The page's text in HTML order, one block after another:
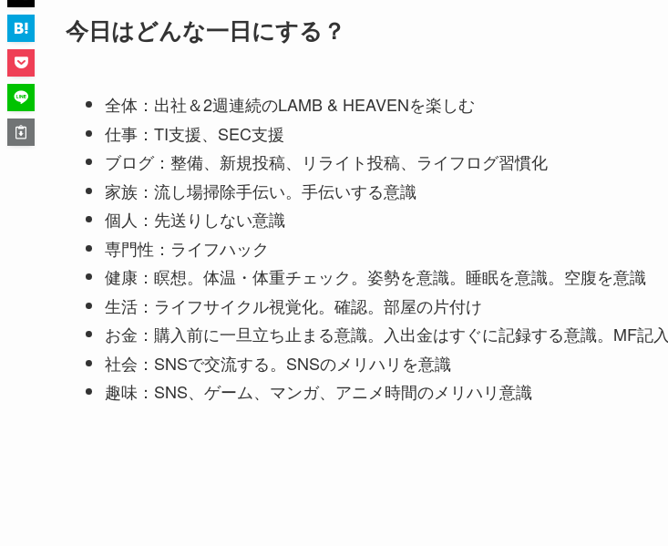
今日はどんな一日にする？
全体：出社＆2週連続のLAMB & HEAVENを楽しむ
仕事：TI支援、SEC支援
ブログ：整備、新規投稿、リライト投稿、ライフログ習慣化
家族：流し場掃除手伝い。手伝いする意識
個人：先送りしない意識
専門性：ライフハック
健康：瞑想。体温・体重チェック。姿勢を意識。睡眠を意識。空腹を意識
生活：ライフサイクル視覚化。確認。部屋の片付け
お金：購入前に一旦立ち止まる意識。入出金はすぐに記録する意識。MF記入
社会：SNSで交流する。SNSのメリハリを意識
趣味：SNS、ゲーム、マンガ、アニメ時間のメリハリ意識